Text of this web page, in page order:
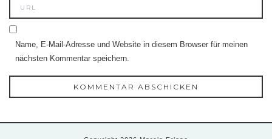
Name, E-Mail-Adresse und Website in diesem Browser für meinen
nächsten Kommentar speichern.